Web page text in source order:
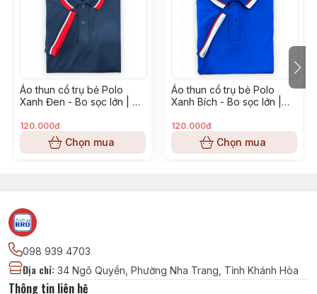
Áo thun cổ trụ bẻ Polo
Xanh Đen - Bo sọc lớn | CS
120.000đ
Chọn mua
Áo thun cổ trụ bẻ Polo
Xanh Bích - Bo sọc lớn |
120.000đ
Chọn mua
098 939 4703
Địa chỉ: 34 Ngô Quyền, Phường Nha Trang, Tỉnh Khánh Hòa
Thông tin liên hệ